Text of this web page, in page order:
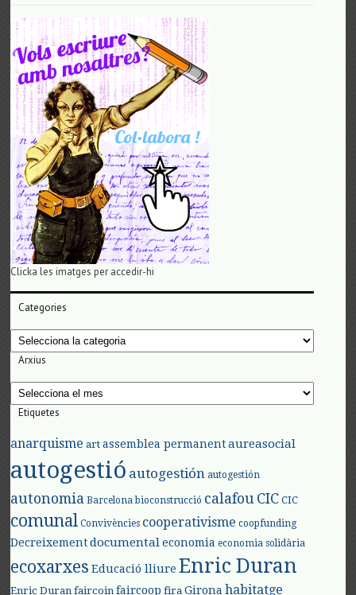
Clicka les imatges per accedir-hi
Categories
Categories
Arxius
Arxius
Etiquetes
anarquisme art assemblea permanent aureasocial
autogestió autogestión autogestión
autonomia Barcelona bioconstrucció calafouCIC CIC
comunal Convivències cooperativisme coopfunding
Decreixement documental economia economia solidària
ecoxarxes Educació lliure Enric Duran
Enric Duran faircoin faircoop fira Girona habitatge